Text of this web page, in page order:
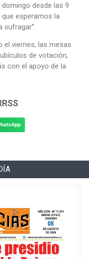
desde las 9
esperamos la
el viernes, las mesas
de votación,
con el apoyo de la